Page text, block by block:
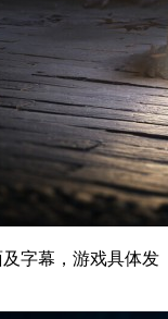
及字幕，游戏具体发